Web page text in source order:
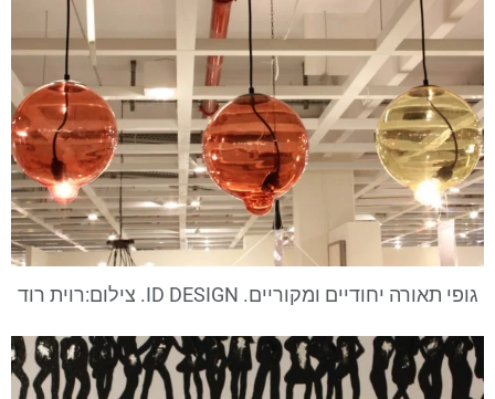
גופי תאורה יחודיים ומקוריים. ID DESIGN. צילום:רוית רוד